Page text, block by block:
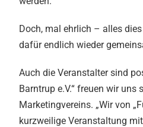
Doch, mal ehrlich – alles
dafür endlich wieder
Auch die Veranstalter sind
Barntrup e.V.“ freuen wir uns
Marketingvereins. „Wir von
kurzweilige Veranstaltung